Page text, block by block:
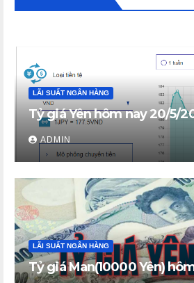
LÃI SUẤT NGÂN HÀNG
Tỷ giá Yên hôm nay 20/5/
ADMIN
LÃI SUẤT NGÂN HÀNG
Tỷ giá Man(10000 Yên)